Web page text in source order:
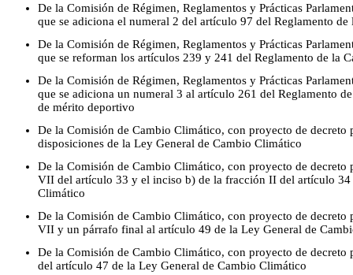
De la Comisión de Régimen, Reglamentos y Prácticas
que se adiciona el numeral 2 del artículo 97 del Reglamento de
De la Comisión de Régimen, Reglamentos y Prácticas
que se reforman los artículos 239 y 241 del Reglamento de la
De la Comisión de Régimen, Reglamentos y Prácticas
que se adiciona un numeral 3 al artículo 261 del Reglamento
de mérito deportivo
De la Comisión de Cambio Climático, con proyecto de decreto
disposiciones de la Ley General de Cambio Climático
De la Comisión de Cambio Climático, con proyecto de decreto
VII del artículo 33 y el inciso b) de la fracción II del artículo 34
Climático
De la Comisión de Cambio Climático, con proyecto de decreto
VII y un párrafo final al artículo 49 de la Ley General de
De la Comisión de Cambio Climático, con proyecto de
del artículo 47 de la Ley General de Cambio Climático